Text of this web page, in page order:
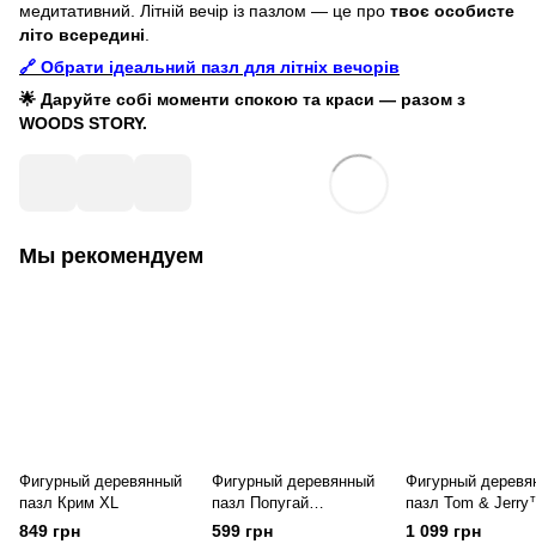
медитативний. Літній вечір із пазлом — це про твоє особисте
літо всередині
🔗 Обрати ідеальний пазл для літніх вечорів
🌟 Даруйте собі моменти спокою та краси — разом з
WOODS STORY.
Мы рекомендуем
Фигурный деревянный
пазл Крим XL
849 грн
Фигурный деревянный
пазл Попугай
(Тропический Ара) L
599 грн
Фигурный
пазл Tom &
Джерри XL
1 099 грн